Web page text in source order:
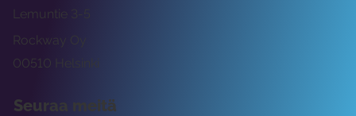
Rockway Oy
Lemuntie 3-5
00510 Helsinki
Seuraa meitä